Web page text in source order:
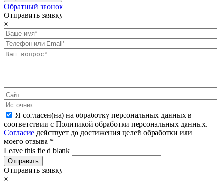
Обратный звонок
Отправить заявку
×
Я согласен(на) на обработку персональных данных в
соответствии с Политикой обработки персональных данных.
Согласие действует до достижения целей обработки или
моего отзыва *
Leave this field blank
Отправить заявку
×